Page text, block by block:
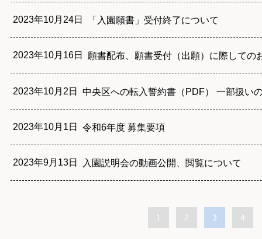
2023年10月24日 「入園願書」受付終了について
2023年10月16日 願書配布、願書受付（出願）に際しての
2023年10月2日 中央区への転入誓約書（PDF） 一部扱い
2023年10月1日 令和6年度 募集要項
2023年9月13日 入園説明会の動画公開、閲覧について
1 2 3 4